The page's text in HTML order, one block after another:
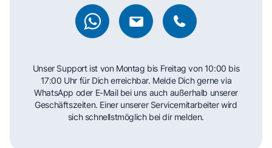
Unser Support ist von Montag bis Freitag von 10:00 bis
17:00 Uhr für Dich erreichbar. Melde Dich gerne via
WhatsApp oder E-Mail bei uns auch außerhalb unserer
Geschäftszeiten. Einer unserer Servicemitarbeiter wird
sich schnellstmöglich bei dir melden.